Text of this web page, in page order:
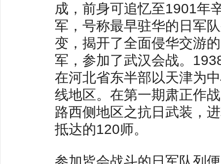
成，前身可追忆至1901年
军，号称最早驻华的日军
变，揭开了全面侵华交游
军，参加了武汉会战。
在河北省东半部以天津为
线地区。在第一期肃正作
路西侧地区之抗日武装，
抵达的120师。